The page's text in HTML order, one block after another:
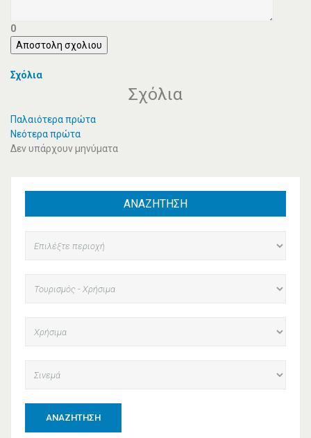
0
Αποστολη σχολιου
Σχόλια
Σχόλια
Παλαιότερα πρώτα
Νεότερα πρώτα
Δεν υπάρχουν μηνύματα
ΑΝΑΖΗΤΗΣΗ
ΑΝΑΖΉΤΗΣΗ